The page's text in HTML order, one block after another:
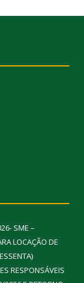
SME –
LOCAÇÃO DE
RESPONSÁVEIS